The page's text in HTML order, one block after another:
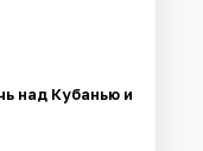
над Кубанью и